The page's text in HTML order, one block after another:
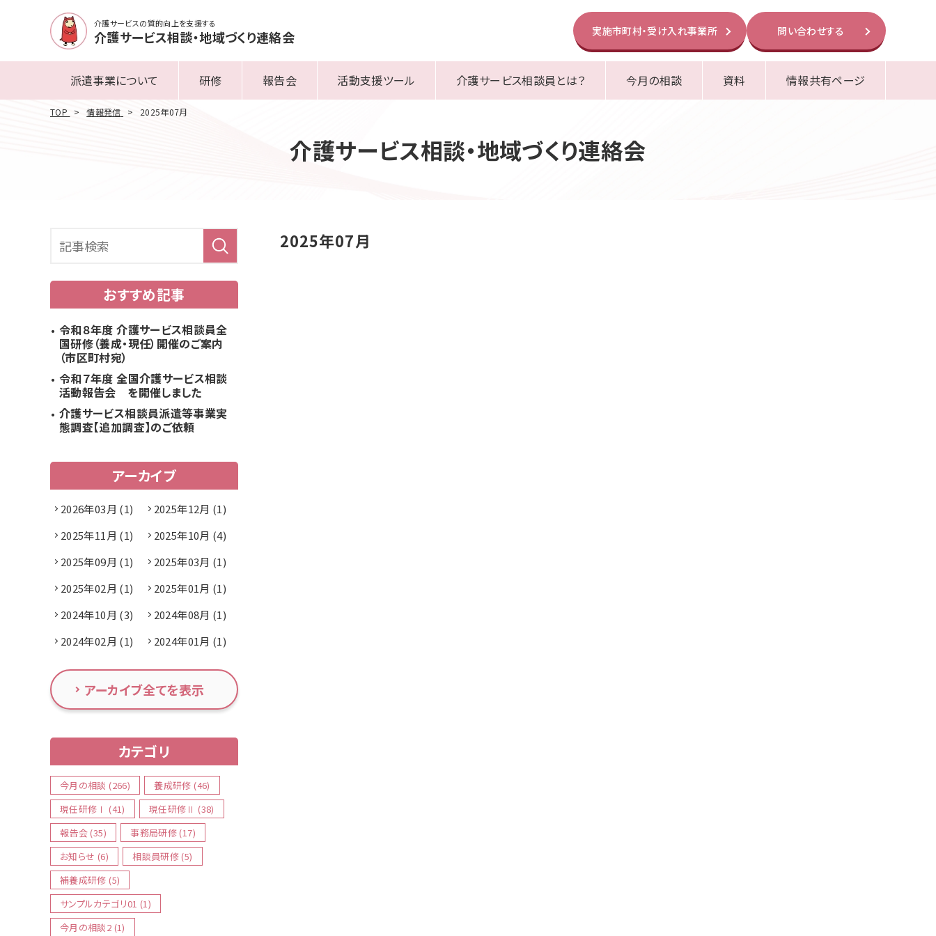
介護サービスの質的向上を支援する
介護サービス相談・地域づくり連絡会 実施市町村・受け入れ事業所 問い合わせする
派遣事業について 研修 報告会 活動支援ツール 介護サービス相談員とは？ 今月の相談 資料 情報共有ページ
TOP 情報発信 2025年07月
介護サービス相談・地域づくり連絡会
2025年07月
おすすめ記事
令和８年度 介護サービス相談員全
国研修（養成・現任）開催のご案内
（市区町村宛）
令和７年度 全国介護サービス相談
活動報告会 を開催しました
介護サービス相談員派遣等事業実
態調査【追加調査】のご依頼
アーカイブ
2026年03月 (1)
2025年12月 (1)
2025年11月 (1)
2025年10月 (4)
2025年09月 (1)
2025年03月 (1)
2025年02月 (1)
2025年01月 (1)
2024年10月 (3)
2024年08月 (1)
2024年02月 (1)
2024年01月 (1)
アーカイブ全てを表示
カテゴリ
今月の相談 (266)
養成研修 (46)
現任研修Ⅰ (41)
現任研修Ⅱ (38)
報告会 (35)
事務局研修 (17)
お知らせ (6)
相談員研修 (5)
補養成研修 (5)
サンプルカテゴリ01 (1)
今月の相談2 (1)